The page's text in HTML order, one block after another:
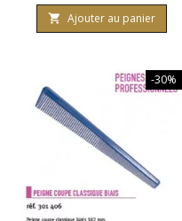
 Ajouter au panier
-30%